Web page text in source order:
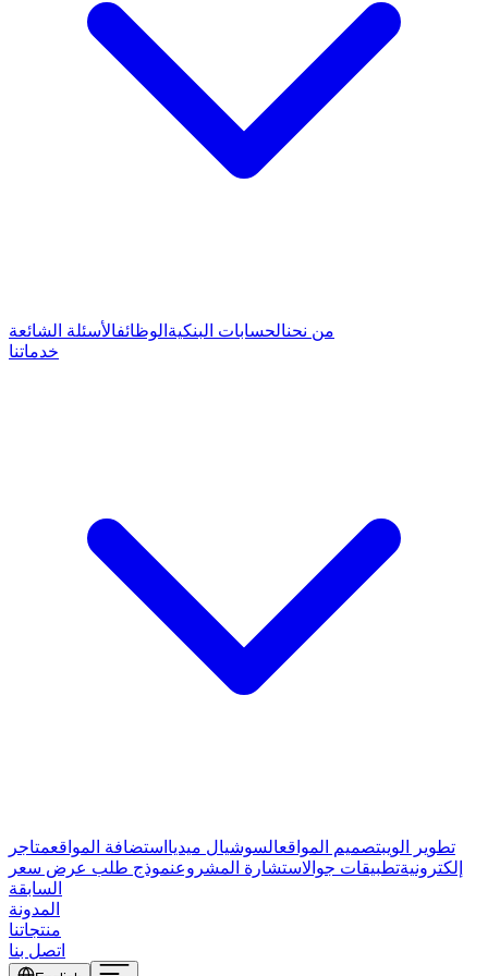
من نحنالحسابات البنكية الوظائفالأسئلة الشائعة
خدماتنا
تطوير الويبتصميم المواقعالسوشيال ميديا استضافة المواقعمتاجر
إلكترونيةتطبيقات جوالاستشارة المشروعنموذج طلب عرض سعر
السابقة
المدونة
منتجاتنا
اتصل بنا